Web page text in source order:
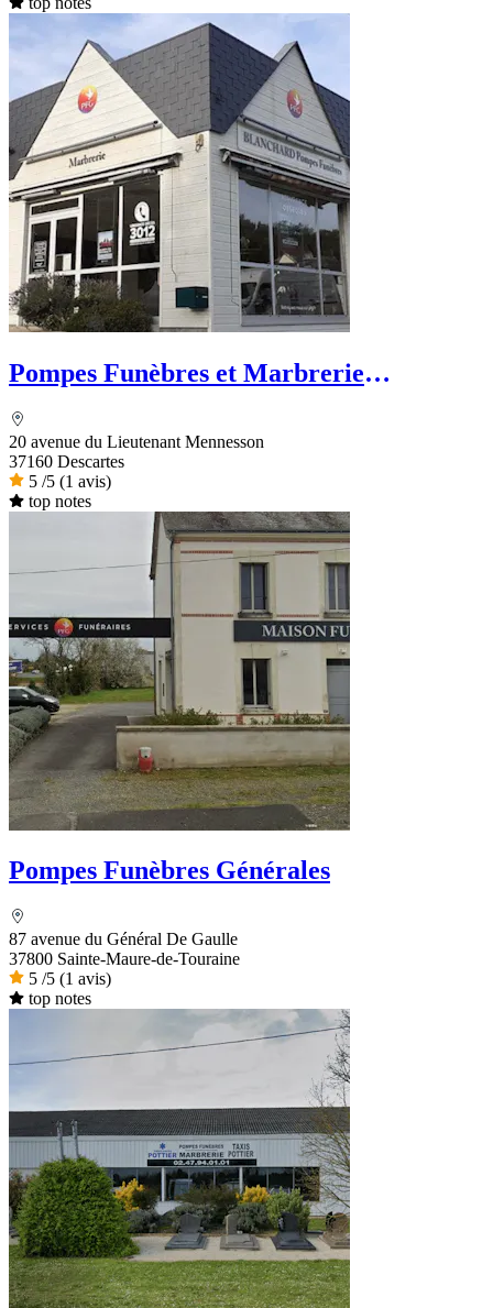
Pompes Funèbres et Marbrerie
20 avenue du Lieutenant Mennesson
37160 Descartes
5 /5 (1 avis)
top notes
Pompes Funèbres Générales
87 avenue du Général De Gaulle
37800 Sainte-Maure-de-Touraine
5 /5 (1 avis)
top notes